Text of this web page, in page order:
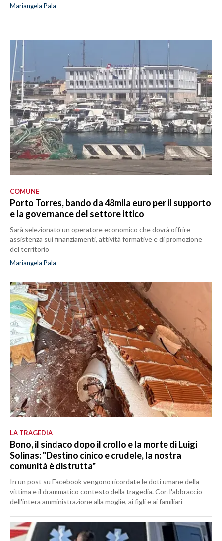
Mariangela Pala
COMUNE
Porto Torres, bando da 48mila euro per il supporto
e la governance del settore ittico
Sarà selezionato un operatore economico che dovrà offrire
assistenza sui finanziamenti, attività formative e di promozione
del territorio
Mariangela Pala
LA TRAGEDIA
Bono, il sindaco dopo il crollo e la morte di Luigi
Solinas: "Destino cinico e crudele, la nostra
comunità è distrutta"
In un post su Facebook vengono ricordate le doti umane della
vittima e il drammatico contesto della tragedia. Con l'abbraccio
dell'intera amministrazione alla moglie, ai figli e ai familiari